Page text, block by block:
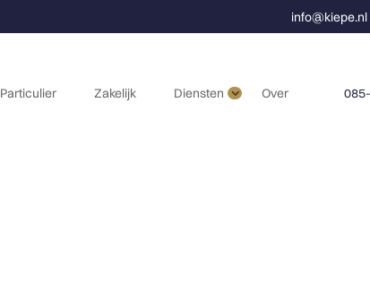
info@kiepe.nl
Particulier Zakelijk Diensten Over